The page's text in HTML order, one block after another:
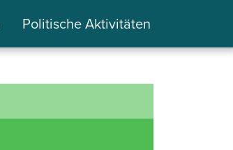
Politische Aktivitäten